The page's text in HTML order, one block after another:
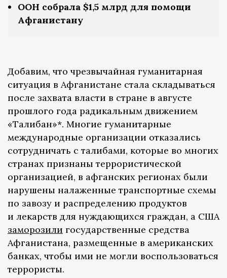
ООН собрала $1,5 млрд для помощи
Афганистану
Добавим, что чрезвычайная гуманитарная
ситуация в Афганистане стала складываться
после захвата власти в стране в августе
прошлого года радикальным движением
«Талибан»*. Многие гуманитарные
международные организации отказались
сотрудничать с талибами, которые во многих
странах признаны террористической
организацией, в афганских регионах были
нарушены налаженные транспортные схемы
по завозу и распределению продуктов
и лекарств для нуждающихся граждан, а США
заморозили государственные средства
Афганистана, размещенные в американских
банках, чтобы ими не могли воспользоваться
террористы.